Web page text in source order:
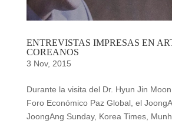
ENTREVISTAS IMPRESAS EN
COREANOS
3 Nov, 2015
Durante la visita del Dr. Hyun Jin
Foro Económico Paz Global, el
JoongAng Sunday, Korea Times,